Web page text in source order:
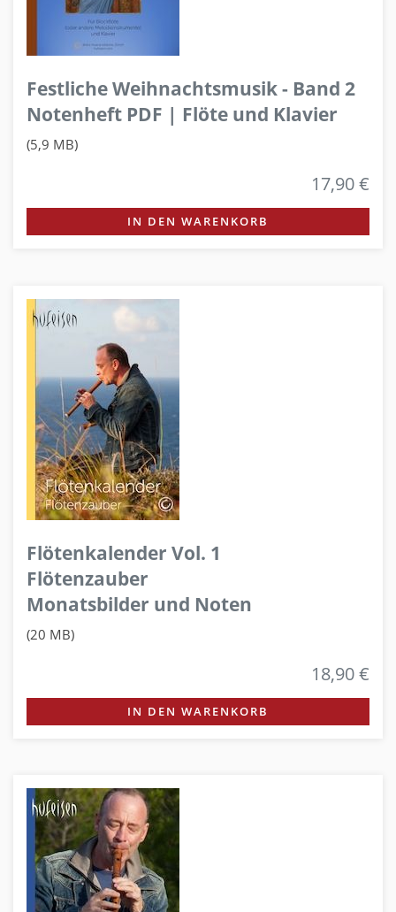
Festliche Weihnachtsmusik - Band 2
Notenheft PDF | Flöte und Klavier
(5,9 MB)
17,90 €
IN DEN WARENKORB
Flötenkalender Vol. 1
Flötenzauber
Monatsbilder und Noten
(20 MB)
18,90 €
IN DEN WARENKORB